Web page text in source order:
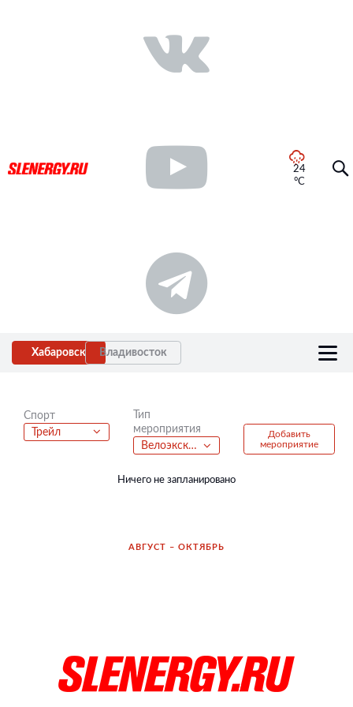
24
°C
Хабаровск Владивосток
Спорт
Трейл
Тип
мероприятия
Велоэкскурсия
Добавить
мероприятие
Ничего не запланировано
АВГУСТ – ОКТЯБРЬ